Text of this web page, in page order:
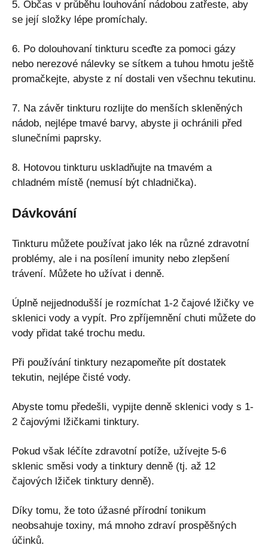
5. Občas v průběhu louhování nádobou zatřeste, aby
se její složky lépe promíchaly.
6. Po dolouhovaní tinkturu sceďte za pomoci gázy
nebo nerezové nálevky se sítkem a tuhou hmotu ještě
promačkejte, abyste z ní dostali ven všechnu tekutinu.
7. Na závěr tinkturu rozlijte do menších skleněných
nádob, nejlépe tmavé barvy, abyste ji ochránili před
slunečními paprsky.
8. Hotovou tinkturu uskladňujte na tmavém a
chladném místě (nemusí být chladnička).
Dávkování
Tinkturu můžete používat jako lék na různé zdravotní
problémy, ale i na posílení imunity nebo zlepšení
trávení. Můžete ho užívat i denně.
Úplně nejjednodušší je rozmíchat 1-2 čajové lžičky ve
sklenici vody a vypít. Pro zpříjemnění chuti můžete do
vody přidat také trochu medu.
Při používání tinktury nezapomeňte pít dostatek
tekutin, nejlépe čisté vody.
Abyste tomu předešli, vypijte denně sklenici vody s 1-
2 čajovými lžičkami tinktury.
Pokud však léčíte zdravotní potíže, užívejte 5-6
sklenic směsi vody a tinktury denně (tj. až 12
čajových lžiček tinktury denně).
Díky tomu, že toto úžasné přírodní tonikum
neobsahuje toxiny, má mnoho zdraví prospěšných
účinků.